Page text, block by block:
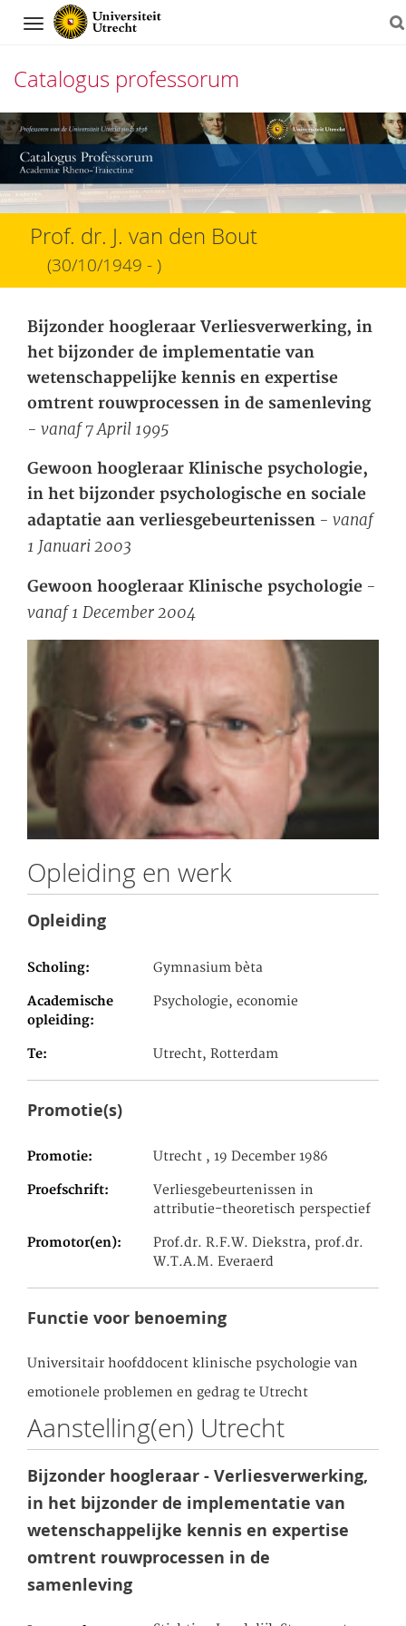
Navigation
Catalogus professorum
Direct
naar
het
inhoud
Prof. dr. J. van den Bout
(30/10/1949 - )
Bijzonder hoogleraar Verliesverwerking, in
het bijzonder de implementatie van
wetenschappelijke kennis en expertise
omtrent rouwprocessen in de samenleving
- vanaf 7 April 1995
Gewoon hoogleraar Klinische psychologie,
in het bijzonder psychologische en sociale
adaptatie aan verliesgebeurtenissen - vanaf
1 Januari 2003
Gewoon hoogleraar Klinische psychologie -
vanaf 1 December 2004
Opleiding en werk
Opleiding
Scholing Gymnasium bèta
Academische
opleiding
Psychologie, economie
Te Utrecht, Rotterdam
Promotie(s)
Promotie Utrecht , 19 December 1986
Proefschrift
Verliesgebeurtenissen in
attributie-theoretisch perspectief
Promotor(en)
Prof.dr. R.F.W. Diekstra, prof.dr.
W.T.A.M. Everaerd
Functie voor benoeming
Universitair hoofddocent klinische psychologie van
emotionele problemen en gedrag te Utrecht
Aanstelling(en) Utrecht
Bijzonder hoogleraar - Verliesverwerking,
in het bijzonder de implementatie van
wetenschappelijke kennis en expertise
omtrent rouwprocessen in de
samenleving